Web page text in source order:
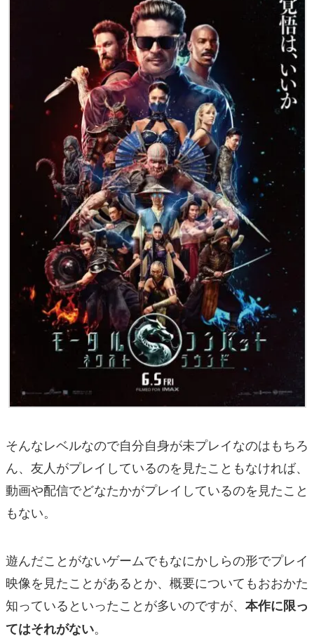
そんなレベルなので自分自身が未プレイなのはもちろ
ん、友人がプレイしているのを見たこともなければ、
動画や配信でどなたかがプレイしているのを見たこと
もない。
遊んだことがないゲームでもなにかしらの形でプレイ
映像を見たことがあるとか、概要についてもおおかた
知っているといったことが多いのですが、 本作に限っ
てはそれがない。